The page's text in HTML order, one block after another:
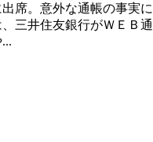
席。意外な通帳の事実に
三井住友銀行がＷＥＢ通